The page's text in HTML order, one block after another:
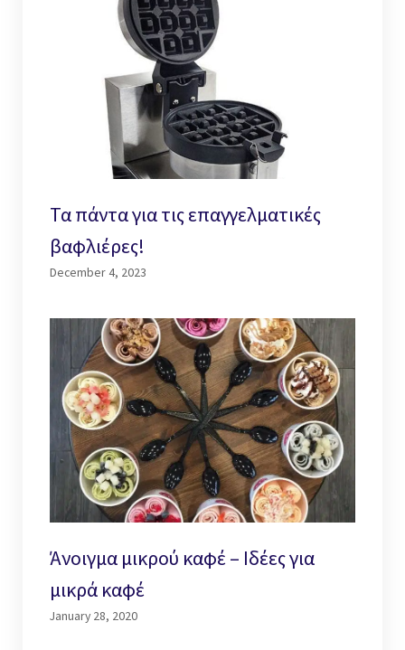
Τα πάντα για τις επαγγελματικές
βαφλιέρες!
December 4, 2023
Άνοιγμα μικρού καφέ – Ιδέες για
μικρά καφέ
January 28, 2020